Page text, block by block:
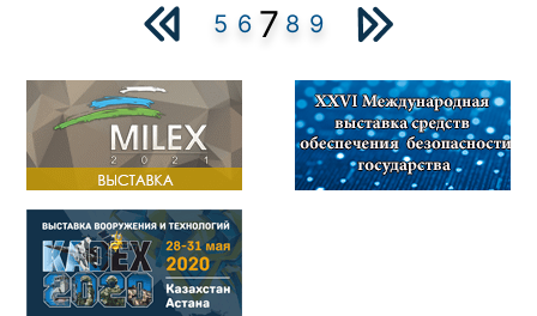
5 6 7 8 9